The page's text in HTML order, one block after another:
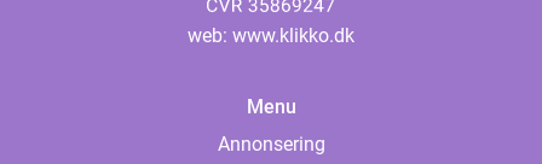
web: www.klikko.dk
Menu
Annonsering